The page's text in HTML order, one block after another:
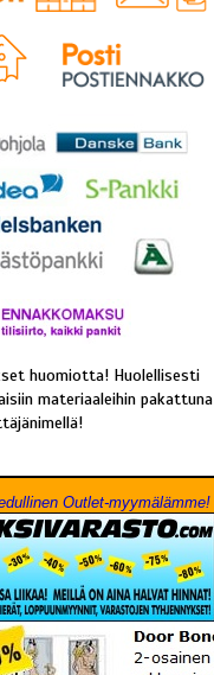
huomiotta! Huolellisesti
materiaaleihin pakattuna
Outlet-myymälämme!